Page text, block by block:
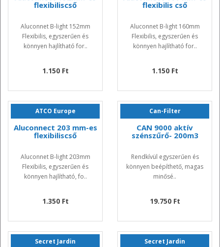
flexibiliscső
Aluconnet B-light 152mm
Flexibilis, egyszerűen és
könnyen hajlítható for..
1.150 Ft
flexibilis cső
Aluconnet B-light 160mm
Flexibilis, egyszerűen és
könnyen hajlítható for..
1.150 Ft
ATCO Europe
Aluconnect 203 mm-es
flexibiliscső
Aluconnet B-light 203mm
Flexibilis, egyszerűen és
könnyen hajlítható, fo..
1.350 Ft
Can-Filter
CAN 9000 aktív
szénszűrő- 200m3
Rendkívül egyszerűen és
könnyen beépíthető, magas
minősé..
19.750 Ft
Secret Jardin Secret Jardin